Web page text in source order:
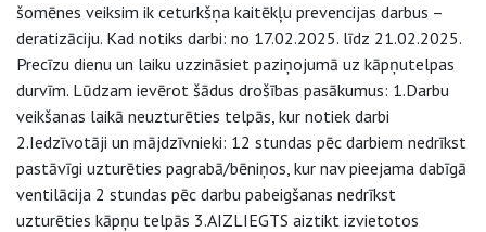
šomēnes veiksim ik ceturkšņa kaitēkļu prevencijas darbus –
deratizāciju. Kad notiks darbi: no 17.02.2025. līdz 21.02.2025.
Precīzu dienu un laiku uzzināsiet paziņojumā uz kāpņutelpas
durvīm. Lūdzam ievērot šādus drošības pasākumus: 1.Darbu
veikšanas laikā neuzturēties telpās, kur notiek darbi
2.Iedzīvotāji un mājdzīvnieki: 12 stundas pēc darbiem nedrīkst
pastāvīgi uzturēties pagrabā/bēniņos, kur nav pieejama dabīgā
ventilācija 2 stundas pēc darbu pabeigšanas nedrīkst
uzturēties kāpņu telpās 3.AIZLIEGTS aiztikt izvietotos